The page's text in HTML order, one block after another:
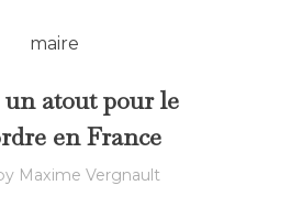
atout pour le
en France
Maxime Vergnault